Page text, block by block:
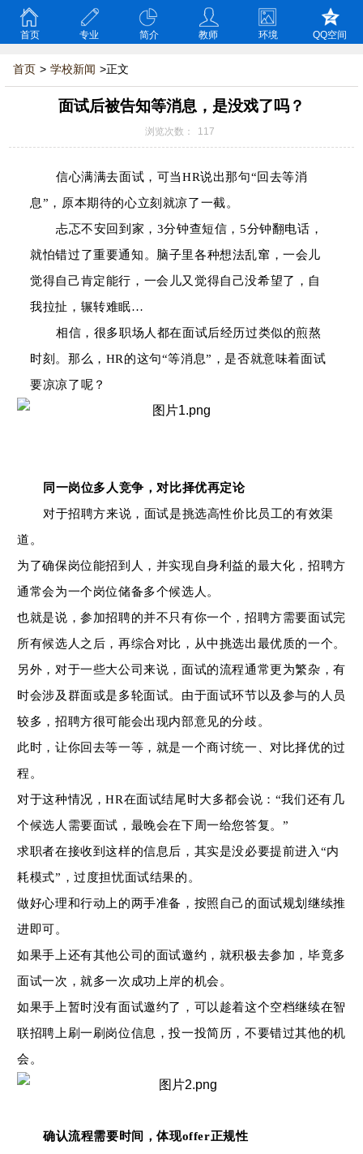
首页 专业 简介 教师 环境 QQ空间
首页 > 学校新闻 >正文
面试后被告知等消息，是没戏了吗？
浏览次数： 117
信心满满去面试，可当HR说出那句“回去等消
息” ，原本期待的心立刻就凉了一截。
忐忑不安回到家， 3分钟查短信， 5分钟翻电话，
就怕错过了重要通知。脑子里各种想法乱窜，一会儿
觉得自己肯定能行，一会儿又觉得自己没希望了，自
我拉扯，辗转难眠…
相信，很多职场人都在面试后经历过类似的煎熬
时刻。那么， HR的这句“等消息” ，是否就意味着面试
要凉凉了呢？
同一岗位多人竞争，对比择优再定论
对于招聘方来说，面试是挑选高性价比员工的有效渠
道。
为了确保岗位能招到人，并实现自身利益的最大化，招聘方
通常会为一个岗位储备多个候选人。
也就是说，参加招聘的并不只有你一个，招聘方需要面试完
所有候选人之后，再综合对比，从中挑选出最优质的一个。
另外，对于一些大公司来说，面试的流程通常更为繁杂，有
时会涉及群面或是多轮面试。由于面试环节以及参与的人员
较多，招聘方很可能会出现内部意见的分歧。
此时，让你回去等一等，就是一个商讨统一、对比择优的过
程。
对于这种情况，HR在面试结尾时大多都会说： “我们还有几
个候选人需要面试，最晚会在下周一给您答复。 ”
求职者在接收到这样的信息后，其实是没必要提前进入 “内
耗模式” ，过度担忧面试结果的。
做好心理和行动上的两手准备，按照自己的面试规划继续推
进即可。
如果手上还有其他公司的面试邀约，就积极去参加，毕竟多
面试一次，就多一次成功上岸的机会。
如果手上暂时没有面试邀约了，可以趁着这个空档继续在智
联招聘上刷一刷岗位信息，投一投简历，不要错过其他的机
会。
确认流程需要时间，体现offer正规性